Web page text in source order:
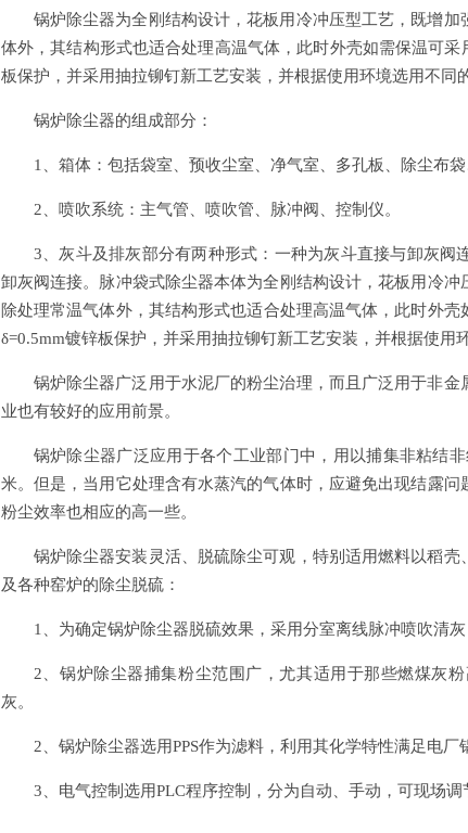
锅炉除尘器为全刚结构设计，花板用冷冲压型工艺，既增
体外，其结构形式也适合处理高温气体，此时外壳如需保温可
板保护，并采用抽拉铆钉新工艺安装，并根据使用环境选用不同
锅炉除尘器的组成部分：
1、箱体：包括袋室、预收尘室、净气室、多孔板、除尘布袋
2、喷吹系统：主气管、喷吹管、脉冲阀、控制仪。
3、灰斗及排灰部分有两种形式：一种为灰斗直接与卸灰
卸灰阀连接。脉冲袋式除尘器本体为全刚结构设计，花板用冷
除处理常温气体外，其结构形式也适合处理高温气体，此时外
δ=0.5mm镀锌板保护，并采用抽拉铆钉新工艺安装，并根据使用
锅炉除尘器广泛用于水泥厂的粉尘治理，而且广泛用于非
业也有较好的应用前景。
锅炉除尘器广泛应用于各个工业部门中，用以捕集非粘结
米。但是，当用它处理含有水蒸汽的气体时，应避免出现结露
粉尘效率也相应的高一些。
锅炉除尘器安装灵活、脱硫除尘可观，特别适用燃料以稻
及各种窑炉的除尘脱硫：
1、为确定锅炉除尘器脱硫效果，采用分室离线脉冲喷吹清灰
2、锅炉除尘器捕集粉尘范围广，尤其适用于那些燃煤灰
灰。
2、锅炉除尘器选用PPS作为滤料，利用其化学特性满足电厂
3、电气控制选用PLC程序控制，分为自动、手动，可现场